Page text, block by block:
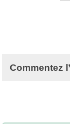
Commentez